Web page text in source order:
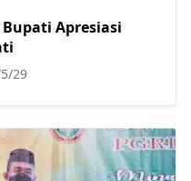
Bupati Apresiasi
29